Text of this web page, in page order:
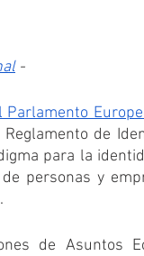
-
de
para la
personas y
de Asuntos